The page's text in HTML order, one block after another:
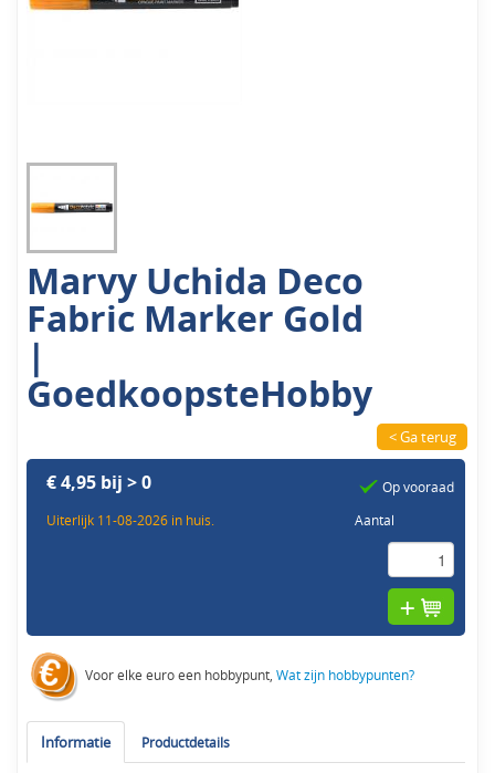
Marvy Uchida Deco
Fabric Marker Gold
|
GoedkoopsteHobby
< Ga terug
€ 4,95 bij > 0
Uiterlijk 11-08-2026 in huis.
Op vooraad
Aantal
Voor elke euro een hobbypunt,Wat zijn hobbypunten?
Informatie Productdetails